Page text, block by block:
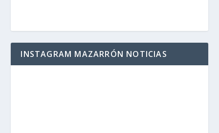
INSTAGRAM MAZARRÓN NOTICIAS